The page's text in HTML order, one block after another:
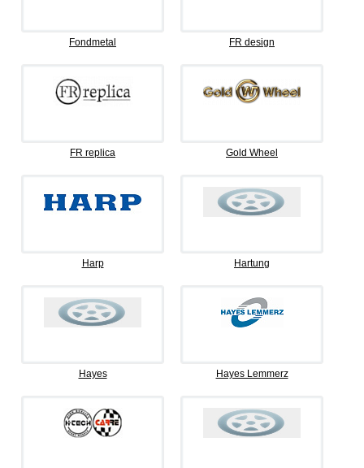
Fondmetal FR design
FR replica Gold Wheel
Harp Hartung
Hayes Hayes Lemmerz